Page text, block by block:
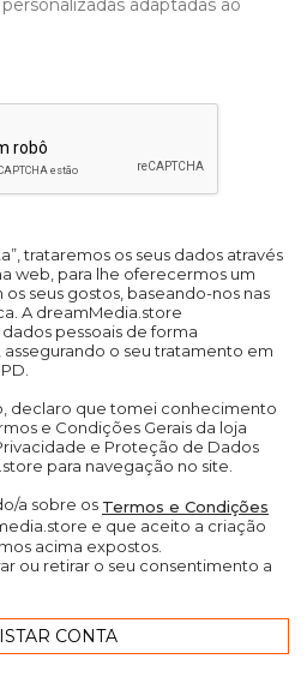
adaptadas ao
trataremos os seus dados através
web, para lhe oferecermos um
seus gostos, baseando-nos nas
A dreamMedia.store
pessoais de forma
o seu tratamento em
declaro que tomei conhecimento
e Condições Gerais da loja
e Proteção de Dados
para navegação no site.
a sobre os Termos e Condições
e que aceito a criação
acima expostos.
ou retirar o seu consentimento a